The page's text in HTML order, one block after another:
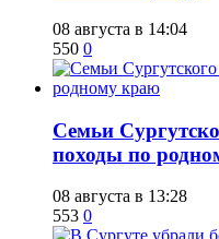
08 августа в 14:04
550 0
​Семьи
походы по
08 августа в 13:28
553 0